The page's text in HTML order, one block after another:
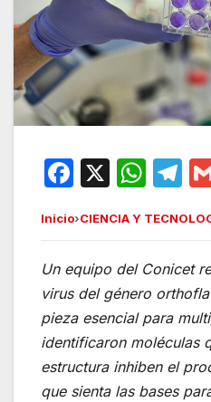
F
c
e
b
o
o
k
X
W
at
s
A
p
p
T
e
gr
a
m
Inicio›CIENCIA Y
Un equipo del Conicet
virus del género
pieza esencial para
identificaron moléculas
estructura inhiben el
que sienta las bases